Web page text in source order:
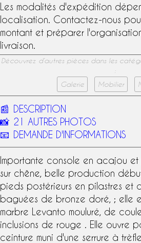
Les modalités d'expédition
localisation. Contactez-nous
montant et préparer
livraison.
Découvrez d’autres pièces dans les
:
Galerie
Mobilier
📰 DESCRIPTION
📸 21 AUTRES PHOTOS
📧 DEMANDE D'INFORMATIONS
Importante console en acajou et
sur chêne, belle production
pieds postérieurs en pilastres et
baguées de bronze doré , ; elle
marbre Levanto mouluré, de
inclusions de rouge . Elle ouvre
ceinture muni d'une serrure à